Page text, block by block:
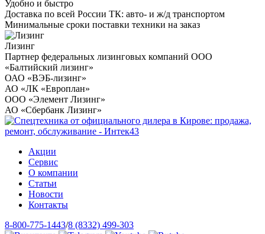
Удобно и быстро
Доставка по всей России ТК: авто- и ж/д транспортом
Минимальные сроки поставки техники на заказ
Лизинг
Партнер федеральных лизинговых компаний ООО
«Балтийский лизинг»
ОАО «ВЭБ-лизинг»
АО «ЛК «Европлан»
ООО «Элемент Лизинг»
АО «Сбербанк Лизинг»
Акции
Сервис
О компании
Статьи
Новости
Контакты
8-800-775-1443/8 (8332) 499-303